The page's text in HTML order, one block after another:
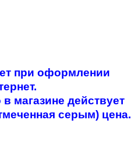
при оформлении
магазине действует
серым) цена.